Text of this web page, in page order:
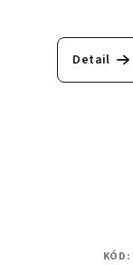
Detail
KÓD: